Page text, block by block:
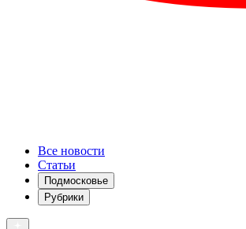
Все новости
Статьи
Подмосковье
Рубрики